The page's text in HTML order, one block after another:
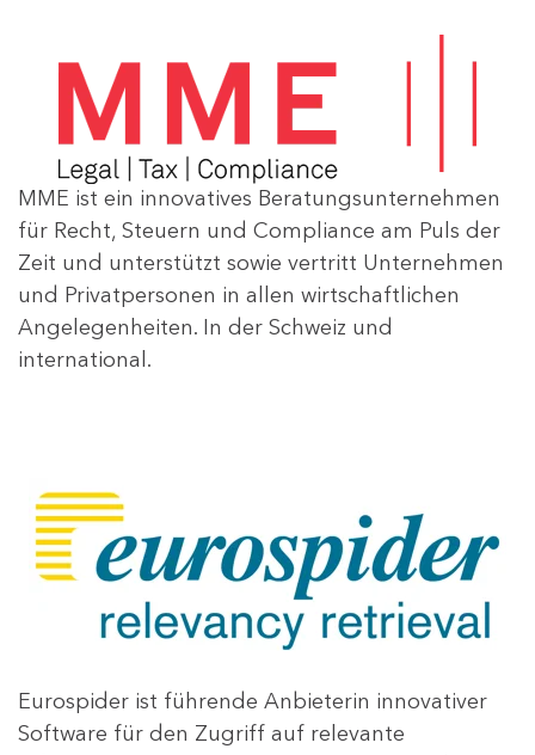
MME ist ein innovatives Beratungsunternehmen
für Recht, Steuern und Compliance am Puls der
Zeit und unterstützt sowie vertritt Unternehmen
und Privatpersonen in allen wirtschaftlichen
Angelegenheiten. In der Schweiz und
international.
Eurospider ist führende Anbieterin innovativer
Software für den Zugriff auf relevante